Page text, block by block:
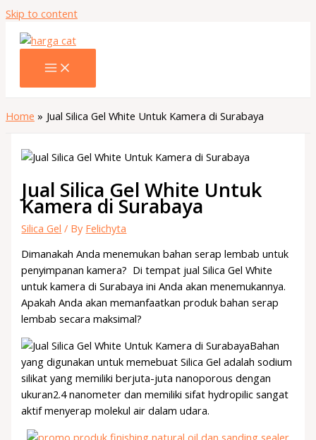
Skip to content
Home Jual Silica Gel White Untuk Kamera di Surabaya
Jual Silica Gel White Untuk
Kamera di Surabaya
Silica Gel / By Felichyta
Dimanakah Anda menemukan bahan serap lembab untuk
penyimpanan kamera? Di tempat jual Silica Gel White
untuk kamera di Surabaya ini Anda akan menemukannya.
Apakah Anda akan memanfaatkan produk bahan serap
lembab secara maksimal?
Bahan
yang digunakan untuk memebuat Silica Gel adalah sodium
silikat yang memiliki berjuta-juta nanoporous dengan
ukuran2.4 nanometer dan memiliki sifat hydropilic sangat
aktif menyerap molekul air dalam udara.